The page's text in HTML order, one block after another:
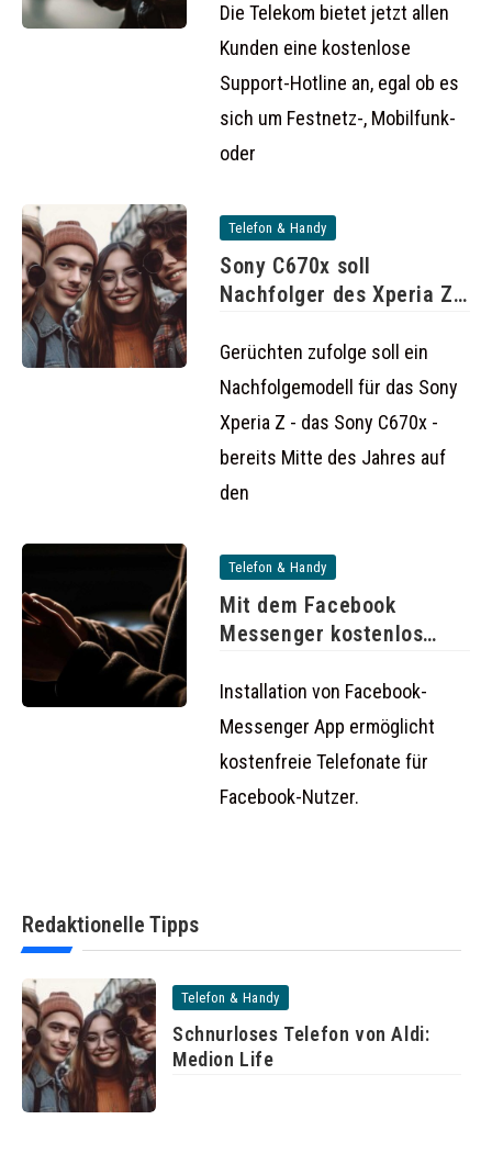
Die Telekom bietet jetzt allen
Kunden eine kostenlose
Support-Hotline an, egal ob es
sich um Festnetz-, Mobilfunk-
oder
Telefon & Handy
Sony C670x soll
Nachfolger des Xperia Z
Gerüchten zufolge soll ein
Nachfolgemodell für das Sony
Xperia Z - das Sony C670x -
bereits Mitte des Jahres auf
den
Telefon & Handy
Mit dem Facebook
Messenger kostenlos
Installation von Facebook-
Messenger App ermöglicht
kostenfreie Telefonate für
Facebook-Nutzer.
Redaktionelle Tipps
Telefon & Handy
Schnurloses Telefon von Aldi:
Medion Life